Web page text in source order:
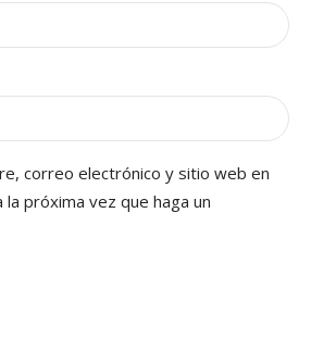
correo electrónico y sitio web en
próxima vez que haga un